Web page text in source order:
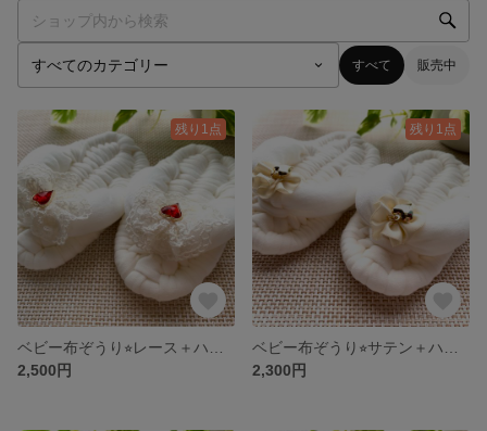
すべて 販売中
残り1点
2,500円
残り1点
2,300円